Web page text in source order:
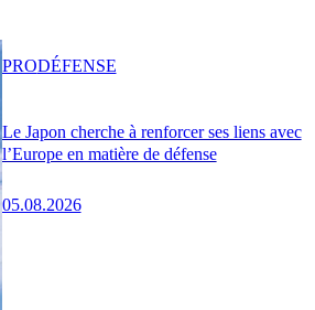
Le Japon cherche à renforcer ses liens avec
l’Europe en matière de défense
05.08.2026
PRODÉFENSE